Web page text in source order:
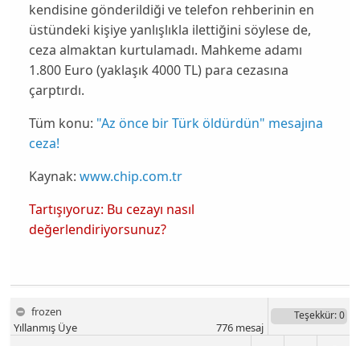
kendisine gönderildiği ve telefon rehberinin en
üstündeki kişiye yanlışlıkla ilettiğini söylese de,
ceza almaktan kurtulamadı. Mahkeme adamı
1.800 Euro (yaklaşık 4000 TL) para cezasına
çarptırdı.
Tüm konu: "Az önce bir Türk öldürdün" mesajına
ceza!
Kaynak: www.chip.com.tr
Tartışıyoruz: Bu cezayı nasıl
değerlendiriyorsunuz?
frozen
Yıllanmış Üye
Teşekkür: 0
776mesaj